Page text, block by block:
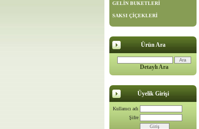
GELİN BUKETLERİ
SAKSI ÇİÇEKLERİ
Ürün Ara
Detaylı Ara
Üyelik Girişi
Kullanıcı adı
Şifre